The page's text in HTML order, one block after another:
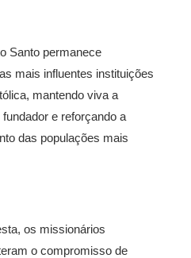
Santo permanece
mais influentes instituições
mantendo viva a
e reforçando a
das populações mais
os missionários
o compromisso de